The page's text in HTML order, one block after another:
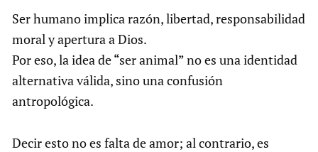
Ser humano implica razón, libertad, responsabilidad
moral y apertura a Dios.
Por eso, la idea de “ser animal” no es una identidad
alternativa válida, sino una confusión
antropológica.
Decir esto no es falta de amor; al contrario, es